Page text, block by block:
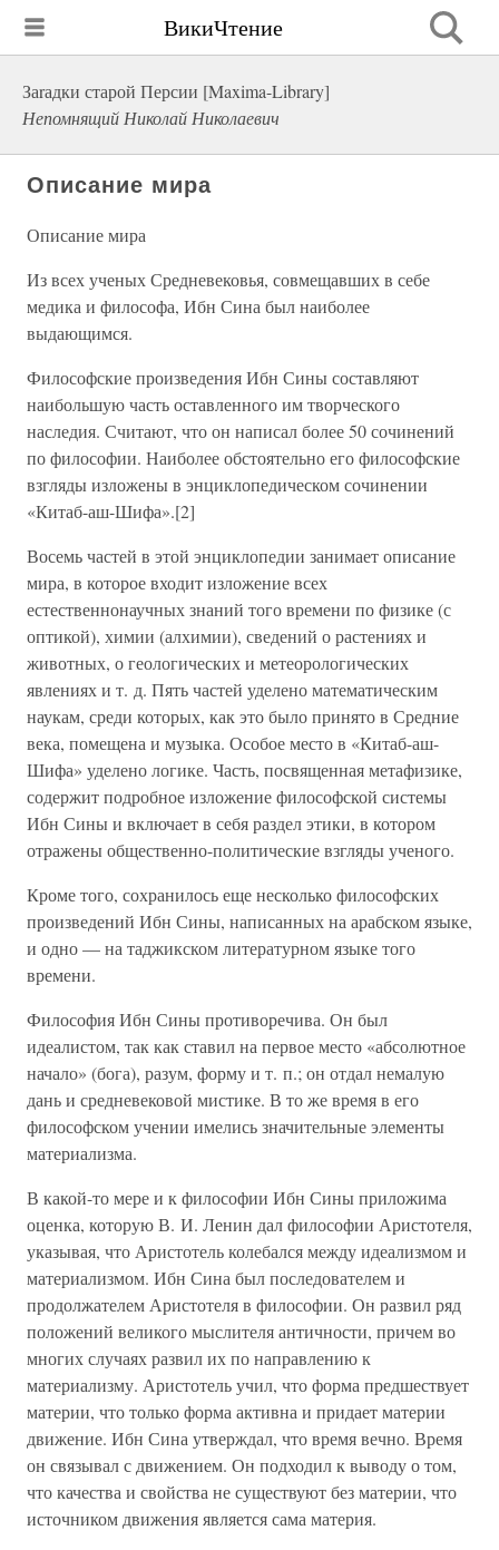
ВикиЧтение
Заrадки старой Персии [Maxima-Library]
Непомнящий Николай Николаевич
Описание мира
Описание мира
Из всех ученых Средневековья, совмещавших в себе
медика и философа, Ибн Сина был наиболее
выдающимся.
Философские произведения Ибн Сины составляют
наибольшую часть оставленного им творческого
наследия. Считают, что он написал более 50 сочинений
по философии. Наиболее обстоятельно его философские
взгляды изложены в энциклопедическом сочинении
«Китаб-аш-Шифа».[2]
Восемь частей в этой энциклопедии занимает описание
мира, в которое входит изложение всех
естественнонаучных знаний того времени по физике (с
оптикой), химии (алхимии), сведений о растениях и
животных, о геологических и метеорологических
явлениях и т. д. Пять частей уделено математическим
наукам, среди которых, как это было принято в Средние
века, помещена и музыка. Особое место в «Китаб-аш-
Шифа» уделено логике. Часть, посвященная метафизике,
содержит подробное изложение философской системы
Ибн Сины и включает в себя раздел этики, в котором
отражены общественно-политические взгляды ученого.
Кроме того, сохранилось еще несколько философских
произведений Ибн Сины, написанных на арабском языке,
и одно — на таджикском литературном языке того
времени.
Философия Ибн Сины противоречива. Он был
идеалистом, так как ставил на первое место «абсолютное
начало» (бога), разум, форму и т. п.; он отдал немалую
дань и средневековой мистике. В то же время в его
философском учении имелись значительные элементы
материализма.
В какой-то мере и к философии Ибн Сины приложима
оценка, которую В. И. Ленин дал философии Аристотеля,
указывая, что Аристотель колебался между идеализмом и
материализмом. Ибн Сина был последователем и
продолжателем Аристотеля в философии. Он развил ряд
положений великого мыслителя античности, причем во
многих случаях развил их по направлению к
материализму. Аристотель учил, что форма предшествует
материи, что только форма активна и придает материи
движение. Ибн Сина утверждал, что время вечно. Время
он связывал с движением. Он подходил к выводу о том,
что качества и свойства не существуют без материи, что
источником движения является сама материя.